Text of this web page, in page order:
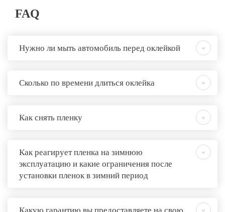
FAQ
Нужно ли мыть автомобиль перед оклейкой
Сколько по времени длиться оклейка
Как снять пленку
Как реагирует пленка на зимнюю
эксплуатацию и какие ограничения после
установки пленок в зимний период